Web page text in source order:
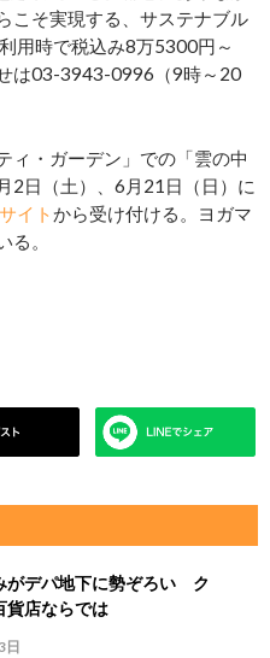
こそ実現する、サステナブル
用時で税込み8万5300円～
は03-3943-0996（9時～20
・ガーデン」での「雲の中
2日（土）、6月21日（日）に
イトから受け付ける。ヨガマ
。
がデパ地下に勢ぞろい ク
貨店ならでは
日